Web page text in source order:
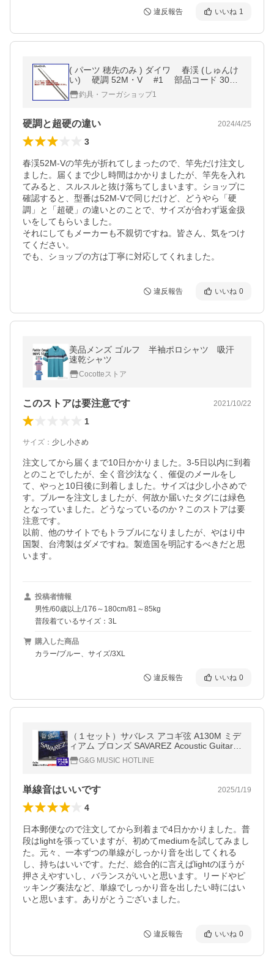
違反報告 いいね 1
( パーツ 穂先のみ ) ダイワ 春渓 (しゅんけ
い) 硬調 52M・V #1 部品コード 3023
11J01
釣具・フーガショップ1
硬調と超硬の違い 2024/4/25
3
春渓52M-Vの竿先が折れてしまったので、竿先だけ注文し
ました。届くまで少し時間はかかりましたが、竿先を入れ
てみると、スルスルと抜け落ちてしまいます。ショップに
確認すると、型番は52M-Vで同じだけど、どうやら「硬
調」と「超硬」の違いとのことで、サイズが合わず返金扱
いをしてもらいました。
それにしてもメーカーも不親切ですね。皆さん、気をつけ
てください。
でも、ショップの方は丁寧に対応してくれました。
違反報告 いいね 0
美品メンズ ゴルフ 半袖ポロシャツ 吸汗
速乾シャツ
Cocotteストア
このストアは要注意です 2021/10/22
1
サイズ ： 少し小さめ
注文してから届くまで10日かかりました。3-5日以内に到着
とのことでしたが、全く音沙汰なく、催促のメールをし
て、やっと10日後に到着しました。サイズは少し小さめで
す。ブルーを注文しましたが、何故か届いたタグには緑色
となっていました。どうなっているのか？このストアは要
注意です。
以前、他のサイトでもトラブルになりましたが、やはり中
国製、台湾製はダメですね。製造国を明記するべきだと思
います。
投稿者情報
男性/60歳以上/176～180cm/81～85kg
普段着ているサイズ：3L
購入した商品
カラー/ブルー、サイズ/3XL
違反報告 いいね 0
（１セット）サバレス アコギ弦 A130M ミデ
ィアム ブロンズ SAVAREZ Acoustic Guitar S
trings Midium 13-55
G&G MUSIC HOTLINE
単線音はいいです 2025/1/19
4
日本郵便なので注文してから到着まで4日かかりました。普
段はlightを張っていますが、初めてmediumを試してみまし
た。元々、一本ずつの単線がしっかり音を出してくれる
し、持ちはいいです。ただ、総合的に言えばlightのほうが
押さえやすいし、バランスがいいと思います。リードやピ
ッキング奏法など、単線でしっかり音を出したい時にはい
いと思います。ありがとうございました。
違反報告 いいね 0